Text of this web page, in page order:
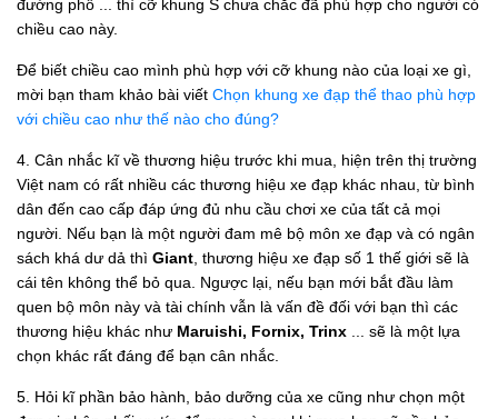
đường phố ... thì cỡ khung S chưa chắc đã phù hợp cho người có
chiều cao này.
Để biết chiều cao mình phù hợp với cỡ khung nào của loại xe gì,
mời bạn tham khảo bài viết Chọn khung xe đạp thể thao phù hợp
với chiều cao như thế nào cho đúng?
4. Cân nhắc kĩ về thương hiệu trước khi mua, hiện trên thị trường
Việt nam có rất nhiều các thương hiệu xe đạp khác nhau, từ bình
dân đến cao cấp đáp ứng đủ nhu cầu chơi xe của tất cả mọi
người. Nếu bạn là một người đam mê bộ môn xe đạp và có ngân
sách khá dư dả thì Giant , thương hiệu xe đạp số 1 thế giới sẽ là
cái tên không thể bỏ qua. Ngược lại, nếu bạn mới bắt đầu làm
quen bộ môn này và tài chính vẫn là vấn đề đối với bạn thì các
thương hiệu khác như Maruishi, Fornix, Trinx
... sẽ là một lựa
chọn khác rất đáng để bạn cân nhắc.
5. Hỏi kĩ phần bảo hành, bảo dưỡng của xe cũng như chọn một